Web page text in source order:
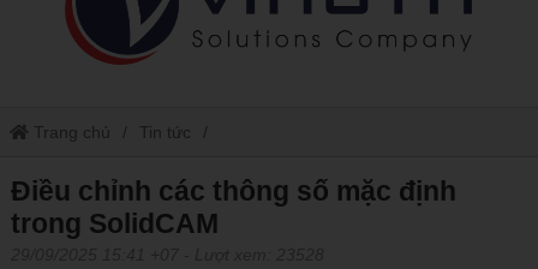
Trang chủ Tin tức
Điều chỉnh các thông số mặc định trong SolidCAM
Điều chỉnh các thông số mặc định
trong SolidCAM